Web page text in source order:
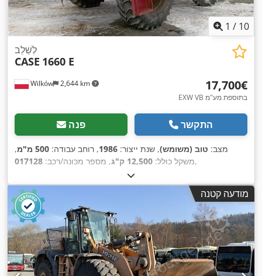
1 / 10
Wilków 2,644 km
לְשַׁלֵב
CASE 1660 E
‏17,700 ‏€
EXW VB בתוספת מע"מ
פנה התקשר
מצב: טוב (משומש), שנת ייצור: 1986, רוחב עבודה: 500 מ"מ
,
משקל כולל: 12,500 ק"ג , מספר מכונה/רכב: 017128 ,
מודעה קטנה